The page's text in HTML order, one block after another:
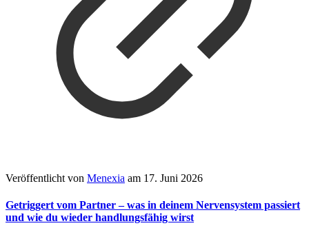
Veröffentlicht von Menexia am 17. Juni 2026
Getriggert vom Partner – was in deinem Nervensystem passiert
und wie du wieder handlungsfähig wirst